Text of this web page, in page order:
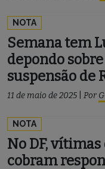
NOTA
Semana tem
depondo
suspensão de
11 de maio de 2025 Por
NOTA
No DF,
cobram